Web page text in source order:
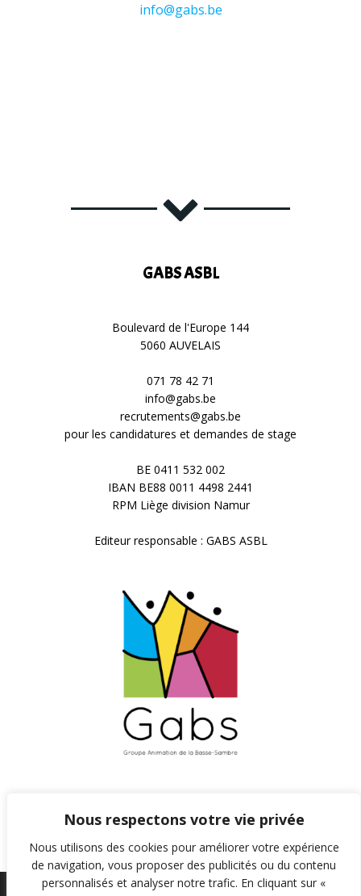
Nous respectons votre vie privée
Nous utilisons des cookies pour améliorer votre expérience
de navigation, vous proposer des publicités ou du contenu
personnalisés et analyser notre trafic. En cliquant sur «
info@gabs.be
GABS ASBL
Boulevard de l'Europe 144
5060 AUVELAIS
071 78 42 71
info@gabs.be
recrutements@gabs.be
pour les candidatures et demandes de stage
BE 0411 532 002
IBAN BE88 0011 4498 2441
RPM Liège division Namur
Editeur responsable : GABS ASBL